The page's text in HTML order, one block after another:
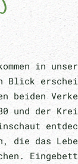
in
Blick
beiden
und der
die das